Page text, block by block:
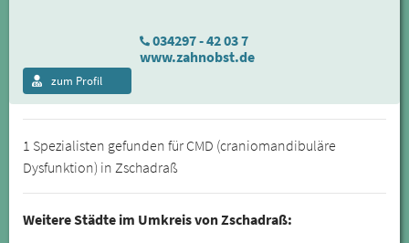
034297 - 42 03 7
www.zahnobst.de
zum Profil
1 Spezialisten gefunden für CMD (craniomandibuläre
Dysfunktion) in Zschadraß
Weitere Städte im Umkreis von Zschadraß: